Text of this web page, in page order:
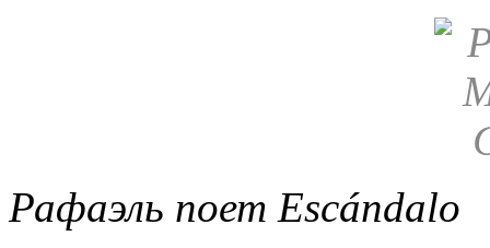
Рафаэль поет Escándalo